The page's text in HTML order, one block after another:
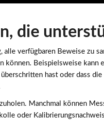
die
verfügbaren Beweise zu
können. Beispielsweise kann
hast oder dass die
Manchmal können
oder